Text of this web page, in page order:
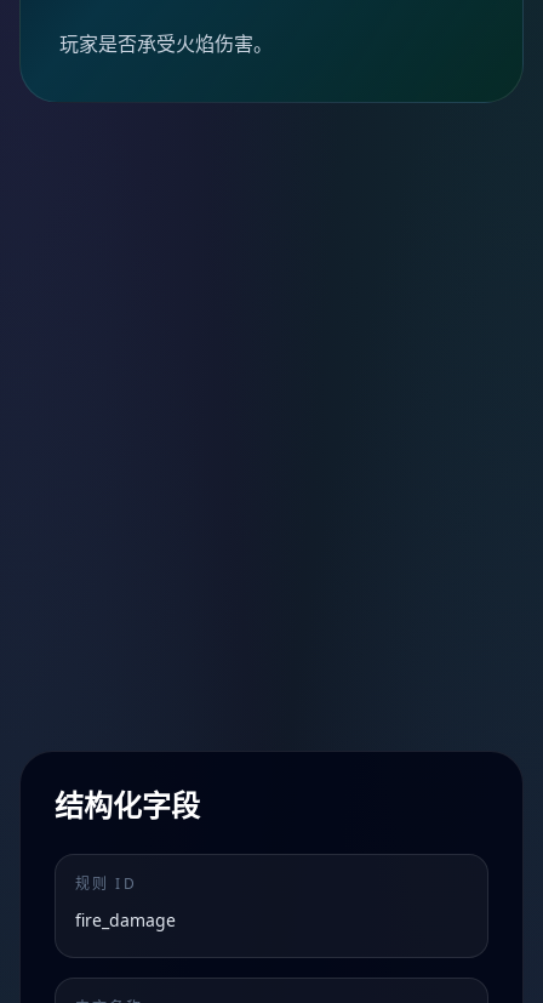
玩家是否承受火焰伤害。
结构化字段
规则 ID
fire_damage